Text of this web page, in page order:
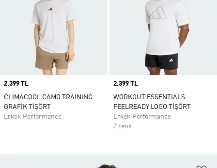
Price
2.399 TL
CLIMACOOL CAMO TRAINING
GRAFİK TİŞÖRT
Erkek Performance
Price
2.399 TL
WORKOUT ESSENTIALS
FEELREADY LOGO TİŞÖRT
Erkek Performance
2 renk